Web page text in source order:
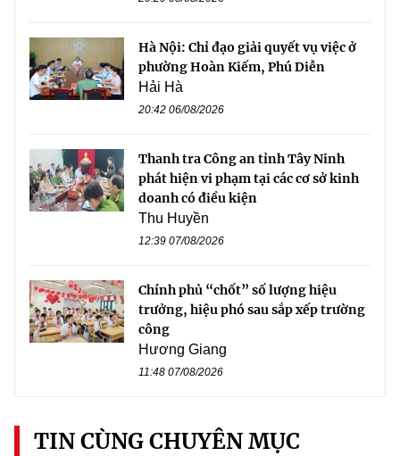
Hà Nội: Chỉ đạo giải quyết vụ việc ở
phường Hoàn Kiếm, Phú Diễn
Hải Hà
20:42 06/08/2026
Thanh tra Công an tỉnh Tây Ninh
phát hiện vi phạm tại các cơ sở kinh
doanh có điều kiện
Thu Huyền
12:39 07/08/2026
Chính phủ “chốt” số lượng hiệu
trưởng, hiệu phó sau sắp xếp trường
công
Hương Giang
11:48 07/08/2026
TIN CÙNG CHUYÊN MỤC